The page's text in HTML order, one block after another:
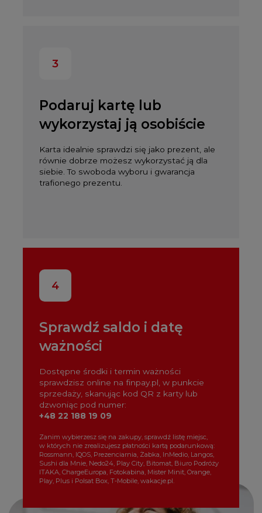
3
Podaruj kartę lub
wykorzystaj ją osobiście
Karta idealnie sprawdzi się jako prezent, ale
równie dobrze możesz wykorzystać ją dla
siebie. To swoboda wyboru i gwarancja
trafionego prezentu.
4
Sprawdź saldo i datę
ważności
Dostępne środki i termin ważności
sprawdzisz online na finpay.pl, w punkcie
sprzedaży, skanując kod QR z karty lub
dzwoniąc pod numer:
+48 22 188 19 09
Zanim wybierzesz się na zakupy, sprawdź listę miejsc,
w których nie zrealizujesz płatności kartą podarunkową:
Rossmann, IQOS, Prezenciarnia, Żabka, InMedio, Langos,
Sushi dla Mnie, Nedo24, Play City, Bitomat, Biuro Podróży
ITAKA, ChargeEuropa, Fotokabina, Mister Minit, Orange,
Play, Plus i Polsat Box, T-Mobile, wakacje.pl.